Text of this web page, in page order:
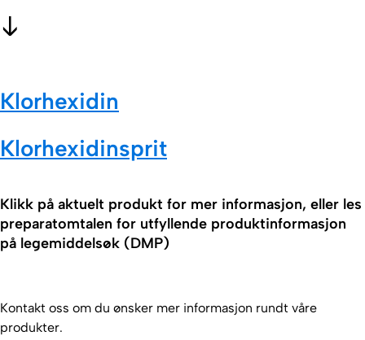
Klorhexidin
Klorhexidinsprit
Klikk på aktuelt produkt for mer informasjon, eller les
preparatomtalen for utfyllende produktinformasjon
på legemiddelsøk (DMP)
Kontakt oss om du ønsker mer informasjon rundt våre
produkter.